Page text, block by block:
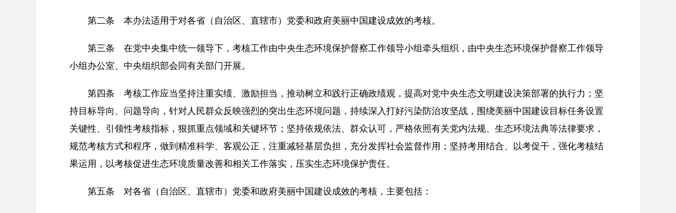
第二条 本办法适用于对各省（自治区、直辖市）党委和政府美丽中国建设成效的考核。
第三条 在党中央集中统一领导下，考核工作由中央生态环境保护督察工作领导小组牵头组织，由中央生态环境保护督察工作领导
小组办公室、中央组织部会同有关部门开展。
第四条 考核工作应当坚持注重实绩、激励担当，推动树立和践行正确政绩观，提高对党中央生态文明建设决策部署的执行力；坚
持目标导向、问题导向，针对人民群众反映强烈的突出生态环境问题，持续深入打好污染防治攻坚战，围绕美丽中国建设目标任务设置
关键性、引领性考核指标，狠抓重点领域和关键环节；坚持依规依法、群众认可，严格依照有关党内法规、生态环境法典等法律要求，
规范考核方式和程序，做到精准科学、客观公正，注重减轻基层负担，充分发挥社会监督作用；坚持考用结合、以考促干，强化考核结
果运用，以考核促进生态环境质量改善和相关工作落实，压实生态环境保护责任。
第五条 对各省（自治区、直辖市）党委和政府美丽中国建设成效的考核，主要包括：